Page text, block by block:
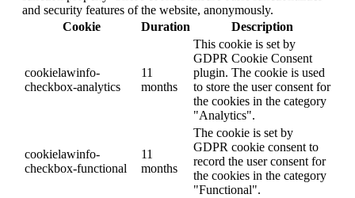
and security features of the website, anonymously.
Cookie
Duration Description
cookielawinfo-
checkbox-analytics
11
months
This cookie is set by
GDPR Cookie Consent
plugin. The cookie is used
to store the user consent for
the cookies in the category
"Analytics".
cookielawinfo-
checkbox-functional
11
months
The cookie is set by
GDPR cookie consent to
record the user consent for
the cookies in the category
"Functional".